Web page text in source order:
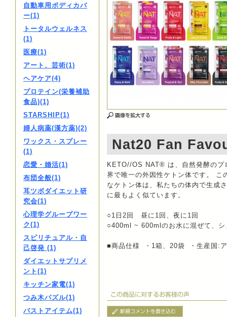
自動車用ボディカバ
ー(1)
トータルウェルネス
(1)
医療(1)
アート、芸術(1)
ヘアケア(4)
プロテイン(栄養補助
食品)(1)
STARSHIP(1)
婦人病薬(漢方薬)(2)
ワックス・スプレー
(1)
恋愛・婚活(1)
布団全般(1)
耳ツボダイエット研
究会(1)
心理学グループワー
ク(1)
スピリチュアル・自
己啓発 (1)
ダイエットサプリメ
ント(1)
キッチン家電(1)
つみ木パズル(1)
バストアイテム(1)
Nat20 Fan
KETO//OS NAT® は、自然発酵のプ
界で唯一の外因性ケトン体です。 こ
なケトン体は、私たちの体内で生成
に最もよく似ています。
○1日2回 昼に1回、夜に1回
○400ml ~ 600mlのお水に混ぜて、
■商品仕様 ・1箱、20袋 ・生産国: